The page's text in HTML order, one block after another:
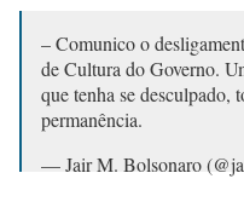
– Comunico o
de Cultura do Governo.
que tenha se desculpado,
permanência.
— Jair M. Bolsonaro